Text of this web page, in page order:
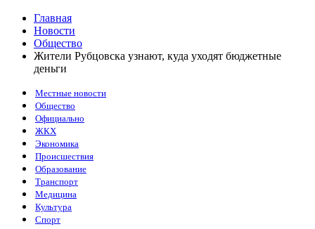
Главная
Новости
Общество
Жители Рубцовска узнают, куда уходят бюджетные
деньги
Местные новости
Общество
Официально
ЖКХ
Экономика
Происшествия
Образование
Транспорт
Медицина
Культура
Спорт